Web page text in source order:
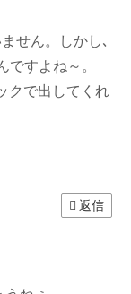
せん。しかし､
ですよね～。
クで出してくれ
返信